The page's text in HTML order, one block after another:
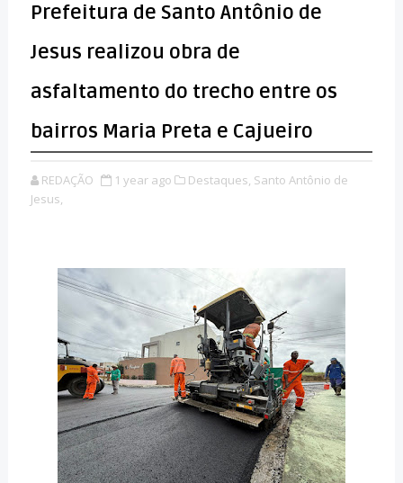
Prefeitura de Santo Antônio de
Jesus realizou obra de
asfaltamento do trecho entre os
bairros Maria Preta e Cajueiro
REDAÇÃO 1 year ago Destaques, Santo Antônio de
Jesus,